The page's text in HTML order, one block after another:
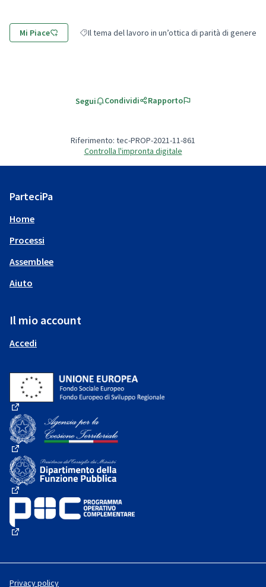
Mi Piace Filtra i risultati per categoria: Il tema del lavoro in
Il tema del lavoro in un’ottica di parità di genere
Segui Condividi Rapporto
Riferimento: tec-PROP-2021-11-861
Controlla l'impronta digitale
ParteciPa
Home
Processi
Assemblee
Aiuto
Il mio account
Accedi
(Collegamento esterno)
(Collegamento esterno)
(Collegamento esterno)
Privacy policy